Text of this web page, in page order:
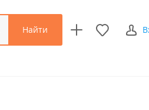
Найти